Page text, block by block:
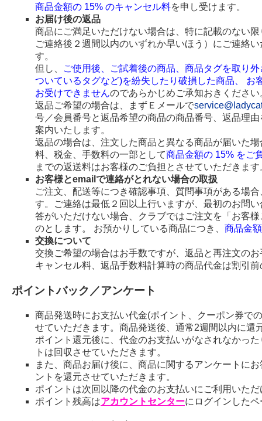
商品金額の 15% のキャンセル料を申し受けます。
お届け後の返品
商品にご満足いただけない場合は、特に記載のない
ご連絡後２週間以内のいずれか早いほう）にご連絡
す。
但し、
ご使用後、ご試着後の商品、商品タグを取り
ついているタグなど)を紛失したり破損した商品、
お受けできませんのであらかじめご承知おきください
返品ご希望の場合は、まずＥメールで
号／会員番号と返品希望の商品の商品番号、返品理
案内いたします。
返品の場合は、注文した商品と異なる商品が届いた
料、税金、手数料の一部として商品金額の 15% をご
までの返送料はお客様のご負担とさせていただきます
お客様とemailで連絡がとれない場合の取扱
ご注文、配送等につき確認事項、質問事項がある場
す。ご連絡は最低２回以上行いますが、最初のお問
答がいただけない場合、クラブではご注文を「お客
のとします。 お預かりしている商品につき、 商品金
交換について
交換ご希望の場合はお手数ですが、返品と再注文の
キャンセル料、返品手数料計算時の商品代金は割引
ポイントバック／アンケート
商品発送時にお支払い代金(ポイント、クーポン券で
せていただきます。商品発送後、通常2週間以内に還
ポイント還元後に、代金のお支払いがなされなかっ
トは回収させていただきます。
また、商品お届け後に、商品に関するアンケートに
ントを還元させていただきます。
ポイントは次回以降の代金のお支払いにご利用いた
ポイント残高はアカウントセンターにログインした